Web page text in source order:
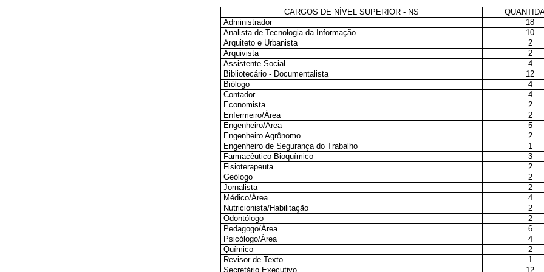
CARGOS DE NÍVEL SUPERIOR - NS
Administrador
18
Analista de Tecnologia da Informação
10
Arquiteto e Urbanista
2
Arquivista
2
Assistente Social
4
Bibliotecário - Documentalista
12
Biólogo
4
Contador
4
Economista
2
Enfermeiro/Área
2
Engenheiro/Área
5
Engenheiro Agrônomo
2
Engenheiro de Segurança do Trabalho
1
Farmacêutico-Bioquímico
3
Fisioterapeuta
2
Geólogo
2
Jornalista
2
Médico/Área
4
Nutricionista/Habilitação
2
Odontólogo
2
Pedagogo/Área
6
Psicólogo/Área
4
Químico
2
Revisor de Texto
1
Secretário Executivo
12